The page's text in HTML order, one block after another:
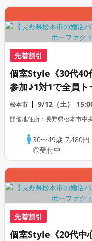
先着割引
個室Style《30代40
参加♪1対1で全員
活パーティー
松本市 9/12（土）
開催地住所：長野県松本市
30〜49歳 7,480円
◎受付中
先着割引
個室Style《20代中